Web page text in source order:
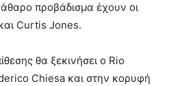
προβάδισμα έχουν οι
Curtis Jones.
θα ξεκινήσει ο Rio
Chiesa και στην κορυφή